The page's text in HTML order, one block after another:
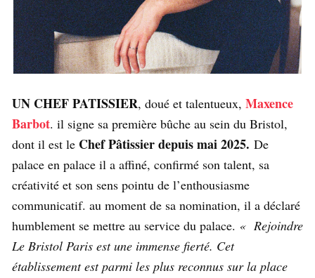
UN CHEF PATISSIER, doué et talentueux, Maxence
Barbot. il signe sa première bûche au sein du Bristol,
dont il est le Chef Pâtissier depuis mai 2025. De
palace en palace il a affiné, confirmé son talent, sa
créativité et son sens pointu de l’enthousiasme
communicatif. au moment de sa nomination, il a déclaré
humblement se mettre au service du palace. « Rejoindre
Le Bristol Paris est une immense fierté. Cet
établissement est parmi les plus reconnus sur la place